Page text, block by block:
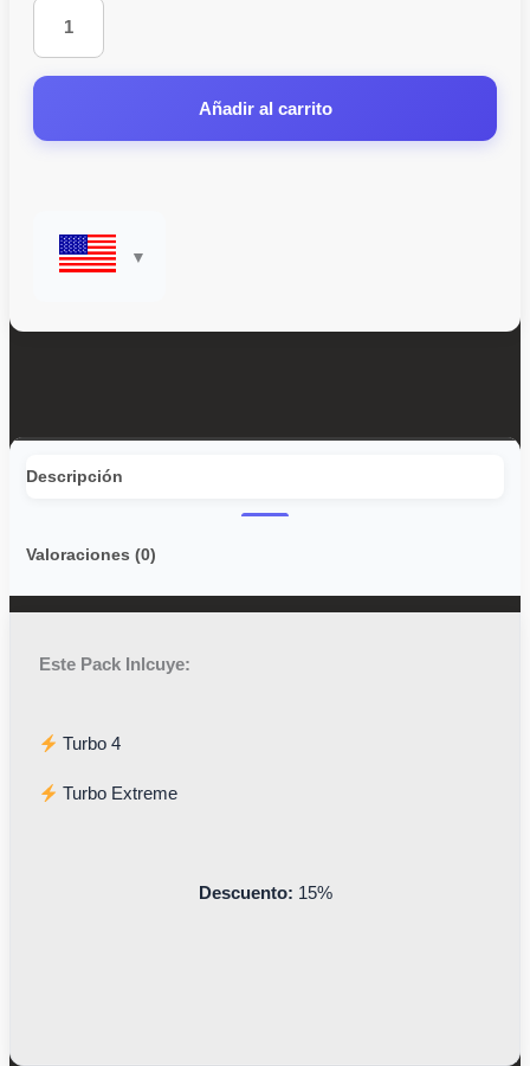
Añadir al carrito
Descripción
Valoraciones (0)
Este Pack Inlcuye:
Turbo 4
Turbo Extreme
Descuento: 15%